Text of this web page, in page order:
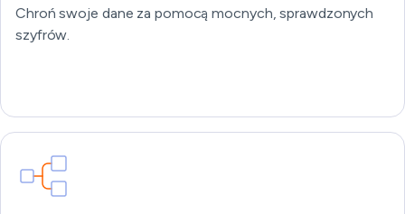
Chroń swoje dane za pomocą mocnych, sprawdzonych
szyfrów.